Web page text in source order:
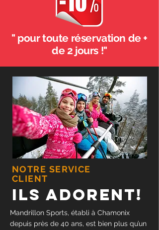
" pour toute réservation de +
de 2 jours !"
NOTRE SERVICE
CLIENT
ILS ADORENT!
Mandrillon Sports, établi à Chamonix
depuis près de 40 ans, est bien plus qu’un